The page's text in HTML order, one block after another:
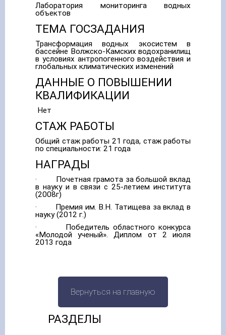
Лаборатория мониторинга водных
объектов
ТЕМА ГОСЗАДАНИЯ
Трансформация водных экосистем в
бассейне Волжско-Камских водохранилищ
в условиях антропогенного воздействия и
глобальных климатических изменений
ДАННЫЕ О ПОВЫШЕНИИ
КВАЛИФИКАЦИИ
Нет
СТАЖ РАБОТЫ
Общий стаж работы 21 года, стаж работы
по специальности: 21 года
НАГРАДЫ
· Почетная грамота за большой вклад
в науку и в связи с 25-летием института
(2008г)
· Премия им. В.Н. Татищева за вклад в
науку (2012 г.)
· Победитель областного конкурса
«Молодой ученый». Диплом от 2 июля
2013 года
Вернуться на главную
РАЗДЕЛЫ